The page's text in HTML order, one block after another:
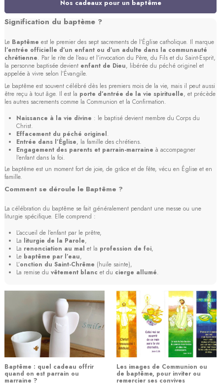
Nos cadeaux pour un baptême
Signification du baptème ?
Le Baptême est le premier des sept sacrements de l’Église catholique. Il marque
l’entrée officielle d’un enfant ou d’un adulte dans la communauté
chrétienne. Par le rite de l’eau et l’invocation du Père, du Fils et du Saint-Esprit,
la personne baptisée devient enfant de Dieu, libérée du péché originel et
appelée à vivre selon l’Évangile.
Le baptême est souvent célébré dès les premiers mois de la vie, mais il peut aussi
être reçu à tout âge. Il est la porte d’entrée de la vie spirituelle, et précède
les autres sacrements comme la Communion et la Confirmation.
Naissance à la vie divine : le baptisé devient membre du Corps du
Christ.
Effacement du péché originel.
Entrée dans l’Église, la famille des chrétiens.
Engagement des parents et parrain-marraine à accompagner
l’enfant dans la foi.
Le baptême est un moment fort de joie, de grâce et de fête, vécu en Église et en
famille.
Comment se déroule le Baptême ?
La célébration du baptême se fait généralement pendant une messe ou une
liturgie spécifique. Elle comprend :
L’accueil de l’enfant par le prêtre,
La liturgie de la Parole,
La renonciation au mal et la profession de foi,
Le baptême par l’eau,
L’onction du Saint-Chrême (huile sainte),
La remise du vêtement blanc et du cierge allumé.
Baptême : quel cadeau offrir
quand on est parrain ou
marraine ?
Les images de Communion ou
de baptême, pour inviter ou
remercier ses convives